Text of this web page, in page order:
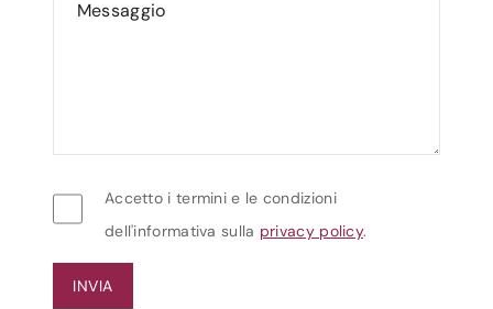
Accetto i termini e le condizioni
dell'informativa sulla privacy policy.